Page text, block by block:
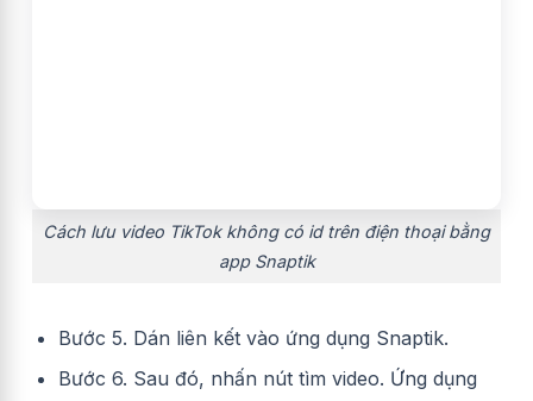
Cách lưu video TikTok không có id trên điện thoại bằng
app Snaptik
Bước 5. Dán liên kết vào ứng dụng Snaptik.
Bước 6. Sau đó, nhấn nút tìm video. Ứng dụng